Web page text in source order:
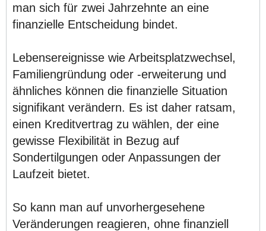
man sich für zwei Jahrzehnte an eine
finanzielle Entscheidung bindet.
Lebensereignisse wie Arbeitsplatzwechsel,
Familiengründung oder -erweiterung und
ähnliches können die finanzielle Situation
signifikant verändern. Es ist daher ratsam,
einen Kreditvertrag zu wählen, der eine
gewisse Flexibilität in Bezug auf
Sondertilgungen oder Anpassungen der
Laufzeit bietet.
So kann man auf unvorhergesehene
Veränderungen reagieren, ohne finanziell